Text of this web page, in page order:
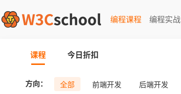
编程课程 编程实战
课程 今日折扣
方向： 全部 前端开发 后端开发